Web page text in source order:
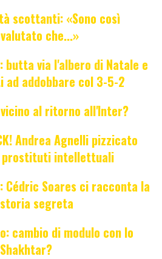
scottanti: «Sono così
che...»
butta via l'albero di Natale e
addobbare col 3-5-2
al ritorno all'Inter?
Andrea Agnelli pizzicato
prostituti intellettuali
Cédric Soares ci racconta la
segreta
cambio di modulo con lo
Shakhtar?